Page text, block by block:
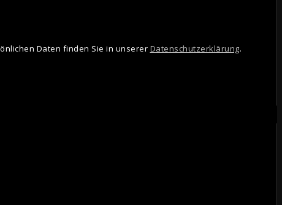
Daten finden Sie in unserer Datenschutzerklärung.